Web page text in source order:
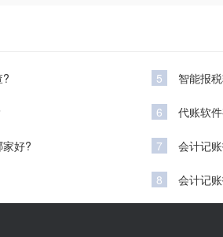
?
好?
5 智能报
6 代账软
7 会计记
8 会计记